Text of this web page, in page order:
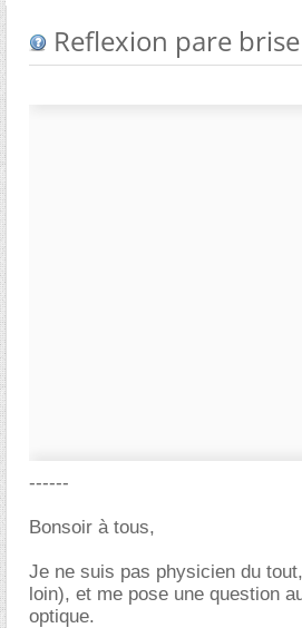
Reflexion pare brise
------
Bonsoir à tous,
Je ne suis pas physicien du
loin), et me pose une question
optique.